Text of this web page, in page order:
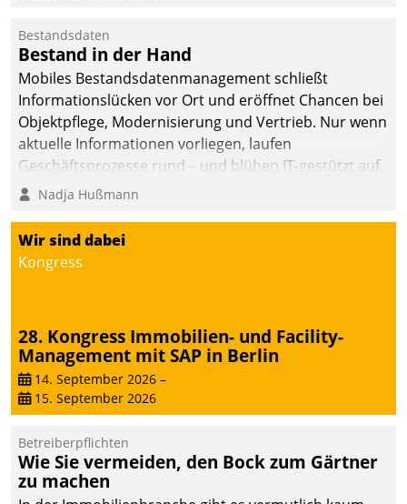
Bestandsdaten
Bestand in der Hand
Mobiles Bestandsdatenmanagement schließt
Informationslücken vor Ort und eröffnet Chancen bei
Objektpflege, Modernisierung und Vertrieb. Nur wenn
aktuelle Informationen vorliegen, laufen
Geschäftsprozesse rund – und blühen IT-gestützt auf.
Nadja Hußmann
Wir sind dabei
Kongress
28. Kongress Immobilien- und Facility-
Management mit SAP in Berlin
14. September 2026 –
15. September 2026
Betreiberpflichten
Wie Sie vermeiden, den Bock zum Gärtner
zu machen